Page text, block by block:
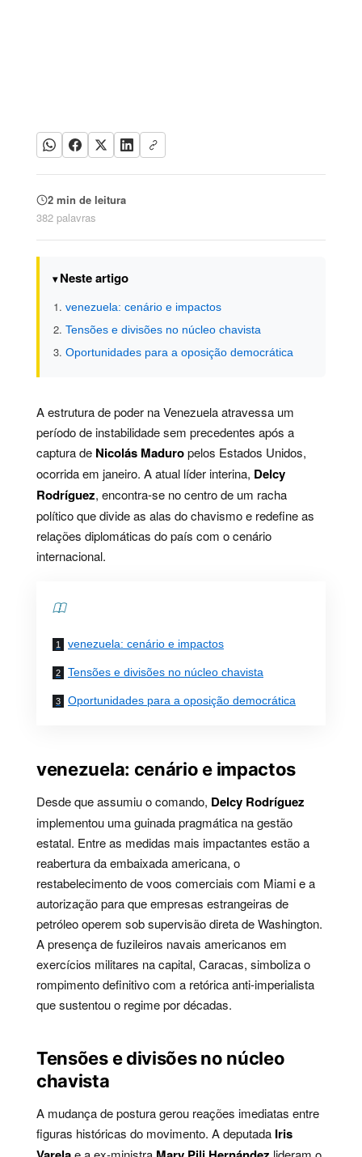
2 min de leitura
382 palavras
Neste artigo
venezuela: cenário e impactos
Tensões e divisões no núcleo chavista
Oportunidades para a oposição democrática
A estrutura de poder na Venezuela atravessa um
período de instabilidade sem precedentes após a
captura de Nicolás Maduropelos Estados Unidos,
ocorrida em janeiro. A atual líder interina, Delcy
Rodríguez, encontra-se no centro de um racha
político que divide as alas do chavismo e redefine as
relações diplomáticas do país com o cenário
internacional.
venezuela: cenário e impactos
Tensões e divisões no núcleo chavista
Oportunidades para a oposição democrática
venezuela: cenário e impactos
Desde que assumiu o comando, Delcy Rodríguez
implementou uma guinada pragmática na gestão
estatal. Entre as medidas mais impactantes estão a
reabertura da embaixada americana, o
restabelecimento de voos comerciais com Miami e a
autorização para que empresas estrangeiras de
petróleo operem sob supervisão direta de Washington.
A presença de fuzileiros navais americanos em
exercícios militares na capital, Caracas, simboliza o
rompimento definitivo com a retórica anti-imperialista
que sustentou o regime por décadas.
Tensões e divisões no núcleo
chavista
A mudança de postura gerou reações imediatas entre
figuras históricas do movimento. A deputada Iris